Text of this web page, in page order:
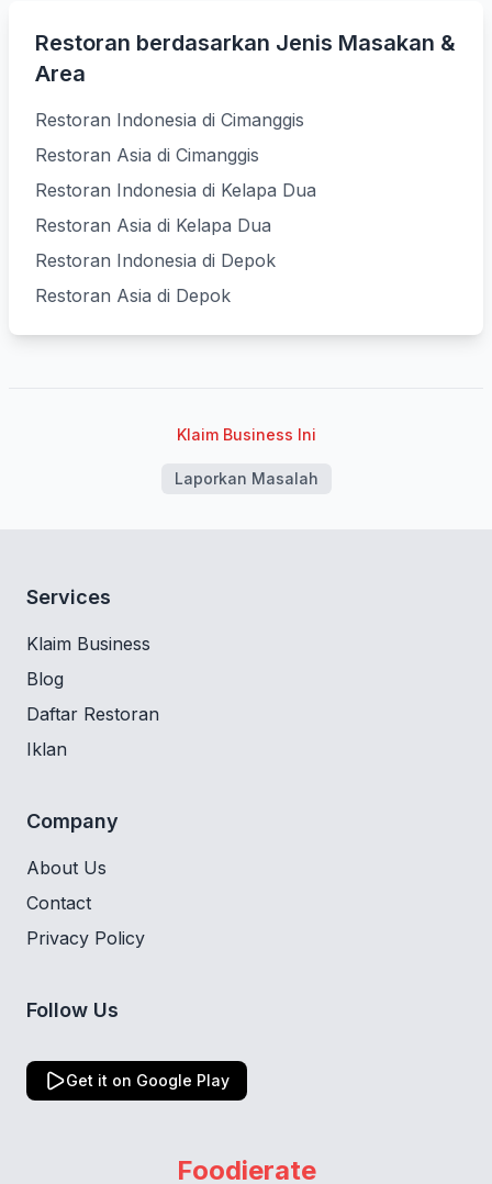
Restoran berdasarkan Jenis Masakan &
Area
Restoran Indonesia di Cimanggis
Restoran Asia di Cimanggis
Restoran Indonesia di Kelapa Dua
Restoran Asia di Kelapa Dua
Restoran Indonesia di Depok
Restoran Asia di Depok
Klaim Business Ini
Laporkan Masalah
Services
Klaim Business
Blog
Daftar Restoran
Iklan
Company
About Us
Contact
Privacy Policy
Follow Us
Get it on Google Play
Foodierate